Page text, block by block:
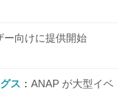
ー向けに提供開始
ス
ANAP が大型イベ